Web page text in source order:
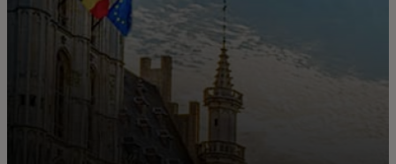
Nyheter och trender